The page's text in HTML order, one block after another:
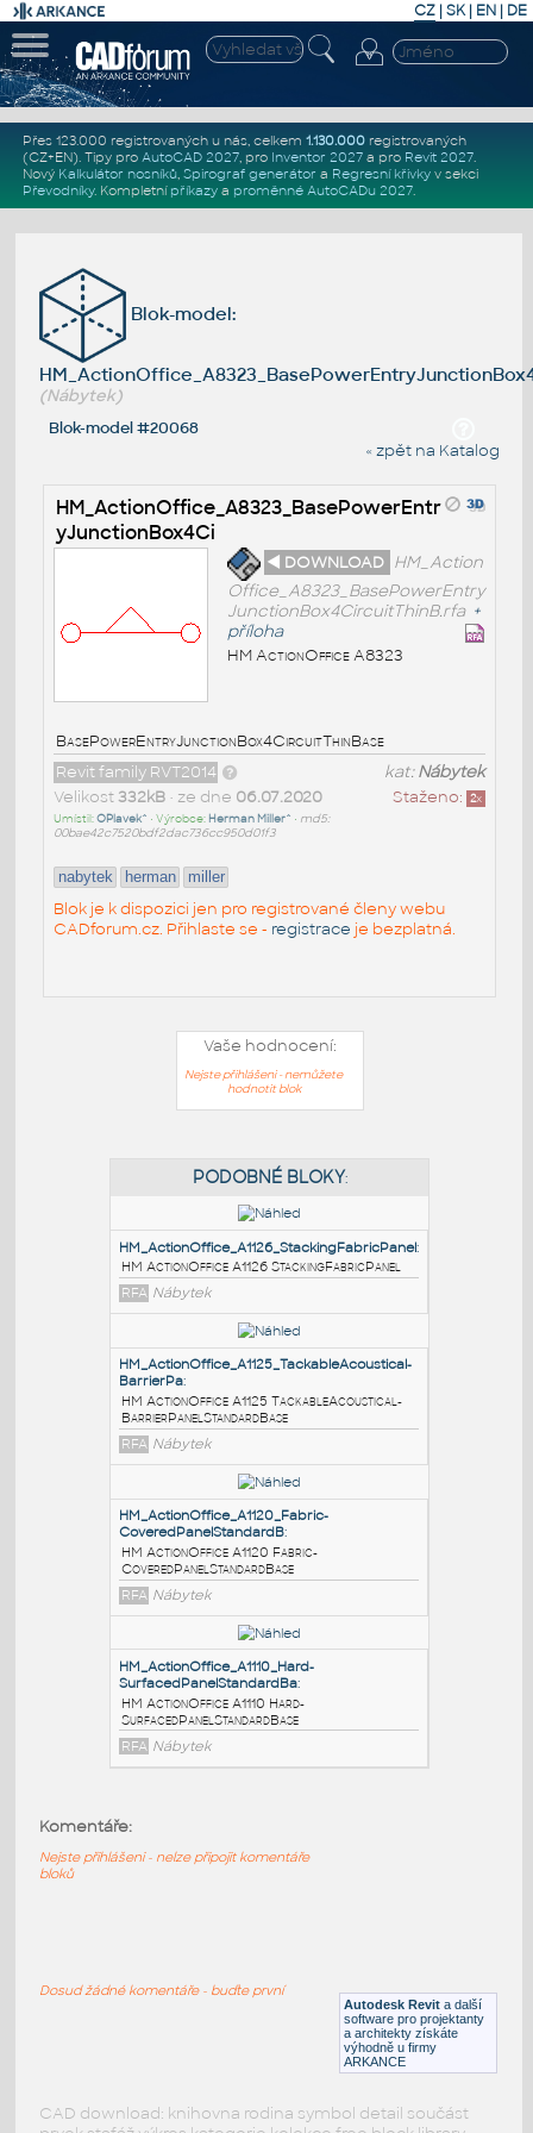
CZ | SK| EN | DE
Přes 123.000 registrovaných u nás, celkem 1.130.000registrovaných
(CZ+EN). Tipy pro AutoCAD 2027, pro Inventor 2027a pro Revit 2027.
Nový Kalkulátor nosníků, Spirograf generátor a Regresní křivkyv sekci
Převodníky. Kompletní příkazya proměnné AutoCADu 2027.
Blok-model:
(Nábytek)
Blok-model #20068
« zpět na Katalog
HM_ActionOffice_A8323_BasePowerEntr
yJunctionBox4Ci
◄ DOWNLOAD HM_Action
Office_A8323_BasePowerEntry
JunctionBox4CircuitThinB.rfa +
příloha
HM ActionOffice A8323
BasePowerEntryJunctionBox4CircuitThinBase
kat:Nábytek
Revit family RVT2014
Staženo: 2x
Velikost332kB• ze dne 06.07.2020
Umístil:OPlavek^ • Výrobce: Herman Miller^ • md5:
00bae42c7520bdf2dac736cc950d01f3
nabytek herman miller
Blok je k dispozici jen pro registrované členy webu
CADforum.cz. Přihlaste se - registrace je bezplatná.
Vaše hodnocení:
Nejste přihlášeni - nemůžete
hodnotit blok
HM_ActionOffice_A1126_StackingFabricPanel
HM ActionOffice A1126 StackingFabricPanel
RFA Nábytek
HM_ActionOffice_A1125_TackableAcoustical-
HM ActionOffice A1125 TackableAcoustical-
BarrierPanelStandardBase
RFA Nábytek
SurfacedPanelStandardBa
HM ActionOffice A1110 Hard-
SurfacedPanelStandardBase
Autodesk Revit a další
software pro projektanty
a architekty získáte
výhodně u firmy
ARKANCE
Komentáře:
Nejste přihlášeni - nelze připojit komentáře
bloků
Dosud žádné komentáře - buďte první
CAD download: knihovna rodina symbol detail součást